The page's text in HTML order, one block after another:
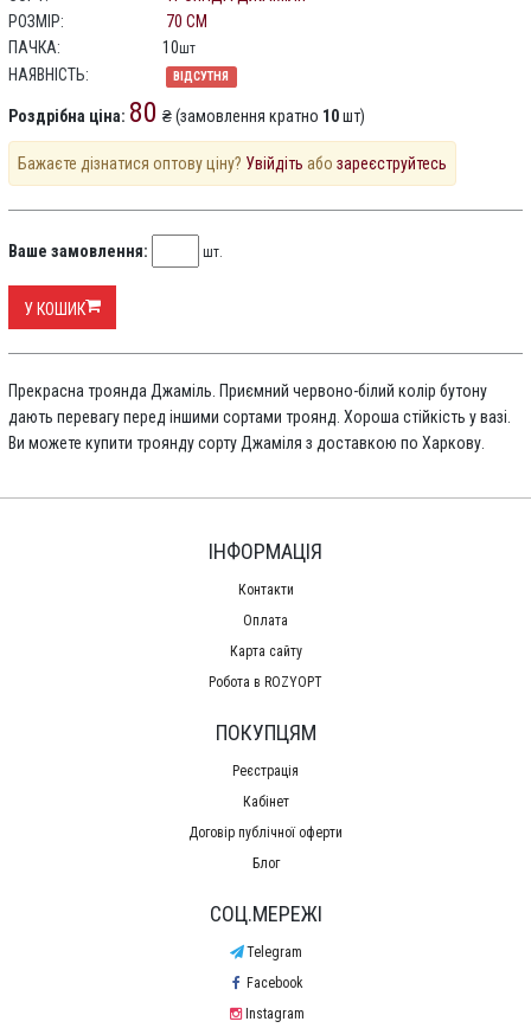
РОЗМІР:
70 СМ
ПАЧКА:
10шт
НАЯВНІСТЬ: ВІДСУТНЯ
Роздрібна ціна: 80 ₴ (замовлення кратно 10шт)
Бажаєте дізнатися оптову ціну? Увійдіть або зареєструйтесь
Ваше замовлення: шт.
У КОШИК
Прекрасна троянда Джаміль. Приємний червоно-білий колір бутону
дають перевагу перед іншими сортами троянд. Хороша стійкість у вазі.
Ви можете купити троянду сорту Джаміля з доставкою по Харкову.
ІНФОРМАЦІЯ
Контакти
Оплата
Карта сайту
Робота в ROZYOPT
ПОКУПЦЯМ
Реєстрація
Кабінет
Договір публічної оферти
Блог
СОЦ.МЕРЕЖІ
Telegram
Facebook
Instagram